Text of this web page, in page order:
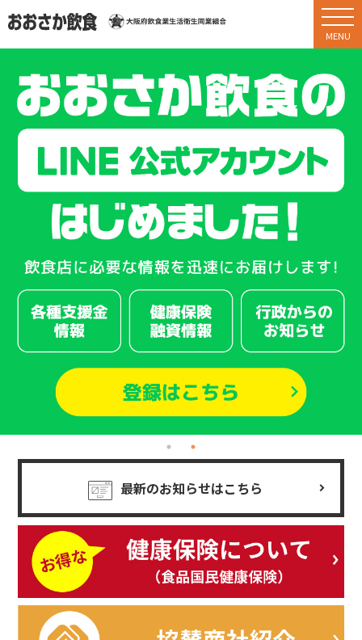
最新のお知らせはこちら